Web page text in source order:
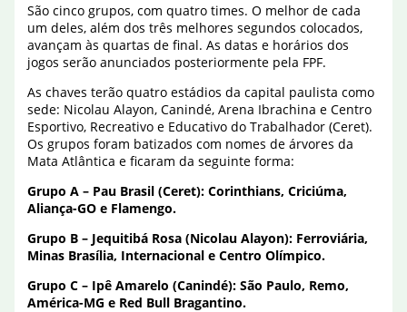
São cinco grupos, com quatro times. O melhor de cada
um deles, além dos três melhores segundos colocados,
avançam às quartas de final. As datas e horários dos
jogos serão anunciados posteriormente pela FPF.
As chaves terão quatro estádios da capital paulista como
sede: Nicolau Alayon, Canindé, Arena Ibrachina e Centro
Esportivo, Recreativo e Educativo do Trabalhador (Ceret).
Os grupos foram batizados com nomes de árvores da
Mata Atlântica e ficaram da seguinte forma:
Grupo A – Pau Brasil (Ceret): Corinthians, Criciúma,
Aliança-GO e Flamengo.
Grupo B – Jequitibá Rosa (Nicolau Alayon): Ferroviária,
Minas Brasília, Internacional e Centro Olímpico.
Grupo C – Ipê Amarelo (Canindé): São Paulo, Remo,
América-MG e Red Bull Bragantino.